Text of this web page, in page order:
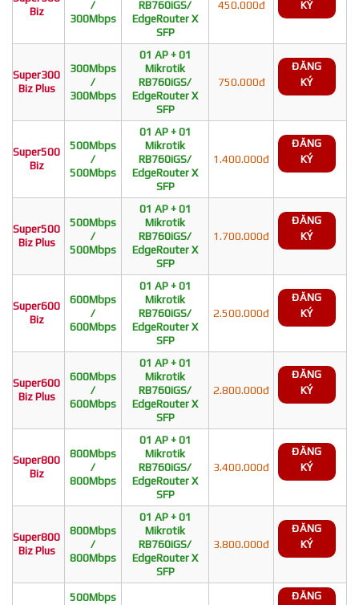
Biz
/
300Mbps
RB760iGS/
EdgeRouter X
SFP
450.000đ
KÝ
Super300
Biz Plus
300Mbps
/
300Mbps
01 AP + 01
Mikrotik
RB760iGS/
EdgeRouter X
SFP
750.000đ
ĐĂNG
KÝ
Super500
Biz
500Mbps
/
500Mbps
01 AP + 01
Mikrotik
RB760iGS/
EdgeRouter X
SFP
1.400.000đ
ĐĂNG
KÝ
Super500
Biz Plus
500Mbps
/
500Mbps
01 AP + 01
Mikrotik
RB760iGS/
EdgeRouter X
SFP
1.700.000đ
ĐĂNG
KÝ
Super600
Biz
600Mbps
/
600Mbps
01 AP + 01
Mikrotik
RB760iGS/
EdgeRouter X
SFP
2.500.000đ
ĐĂNG
KÝ
Super600
Biz Plus
600Mbps
/
600Mbps
01 AP + 01
Mikrotik
RB760iGS/
EdgeRouter X
SFP
2.800.000đ
ĐĂNG
KÝ
Super800
Biz
800Mbps
/
800Mbps
01 AP + 01
Mikrotik
RB760iGS/
EdgeRouter X
SFP
3.400.000đ
ĐĂNG
KÝ
Super800
Biz Plus
800Mbps
/
800Mbps
01 AP + 01
Mikrotik
RB760iGS/
EdgeRouter X
SFP
3.800.000đ
ĐĂNG
KÝ
500Mbps
ĐĂNG